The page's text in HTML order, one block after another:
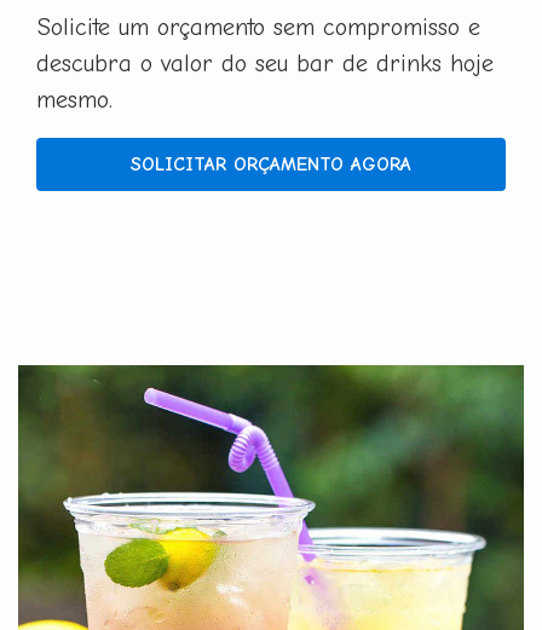
Solicite um orçamento sem compromisso e
descubra o valor do seu bar de drinks hoje
mesmo.
SOLICITAR ORÇAMENTO AGORA